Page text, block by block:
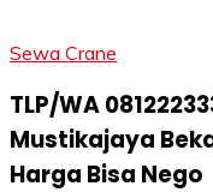
Sewa Crane
TLP/WA
Mustikajaya
Harga Bisa Nego